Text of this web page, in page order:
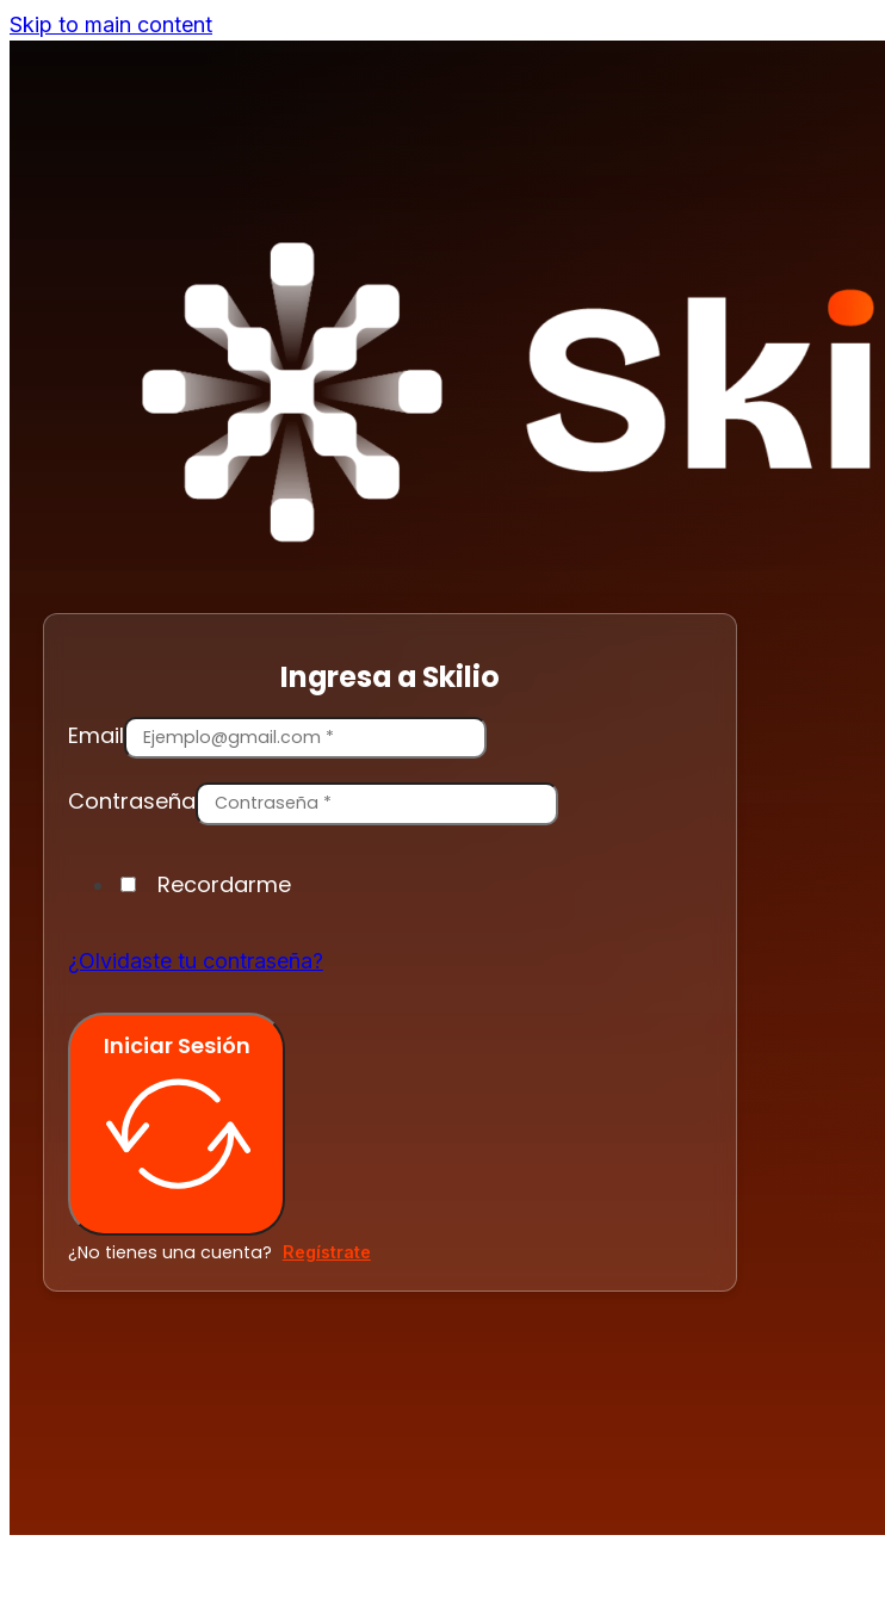
Skip to main content
Ingresa a Skilio
Email
Contraseña
Recordarme
¿Olvidaste tu contraseña?
Iniciar Sesión
¿No tienes una cuenta? Regístrate